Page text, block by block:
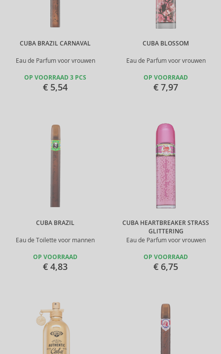
CUBA BRAZIL CARNAVAL
Eau de Parfum voor vrouwen
OP VOORRAAD 3 PCS
€ 5,54
CUBA BLOSSOM
Eau de Parfum voor vrouwen
OP VOORRAAD
€ 7,97
CUBA BRAZIL
Eau de Toilette voor mannen
OP VOORRAAD
€ 4,83
CUBA HEARTBREAKER STRASS
GLITTERING
Eau de Parfum voor vrouwen
OP VOORRAAD
€ 6,75